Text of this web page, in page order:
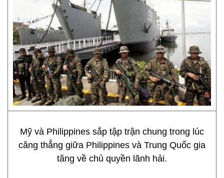
Mỹ và Philippines sắp tập trận chung trong lúc
căng thẳng giữa Philippines và Trung Quốc gia
tăng về chủ quyền lãnh hải.